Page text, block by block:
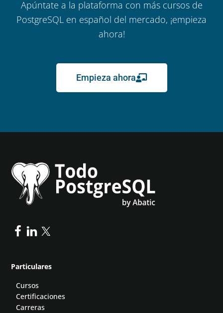
Apúntate a la plataforma con más cursos de
PostgreSQL en español del mercado, ¡empieza
ahora!
Empieza ahora
Particulares
Cursos
Certificaciones
Carreras